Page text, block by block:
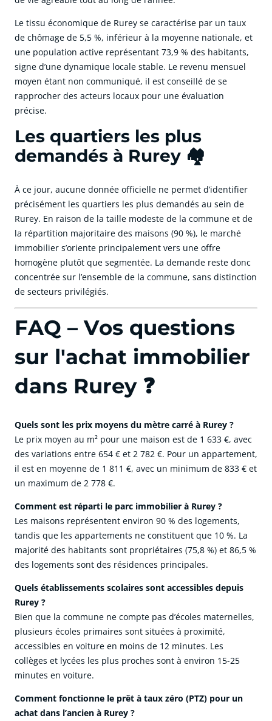
Le tissu économique de Rurey se caractérise par un taux
de chômage de 5,5 %, inférieur à la moyenne nationale, et
une population active représentant 73,9 % des habitants,
signe d’une dynamique locale stable. Le revenu mensuel
moyen étant non communiqué, il est conseillé de se
rapprocher des acteurs locaux pour une évaluation
précise.
Les quartiers les plus
demandés à Rurey 🏘️
À ce jour, aucune donnée officielle ne permet d’identifier
précisément les quartiers les plus demandés au sein de
Rurey. En raison de la taille modeste de la commune et de
la répartition majoritaire des maisons (90 %), le marché
immobilier s’oriente principalement vers une offre
homogène plutôt que segmentée. La demande reste donc
concentrée sur l’ensemble de la commune, sans distinction
de secteurs privilégiés.
FAQ – Vos questions
sur l'achat immobilier
dans Rurey ❓
Quels sont les prix moyens du mètre carré à Rurey ?
Le prix moyen au m² pour une maison est de 1 633 €, avec
des variations entre 654 € et 2 782 €. Pour un appartement,
il est en moyenne de 1 811 €, avec un minimum de 833 € et
un maximum de 2 778 €.
Comment est réparti le parc immobilier à Rurey ?
Les maisons représentent environ 90 % des logements,
tandis que les appartements ne constituent que 10 %. La
majorité des habitants sont propriétaires (75,8 %) et 86,5 %
des logements sont des résidences principales.
Quels établissements scolaires sont accessibles depuis
Rurey ?
Bien que la commune ne compte pas d’écoles maternelles,
plusieurs écoles primaires sont situées à proximité,
accessibles en voiture en moins de 12 minutes. Les
collèges et lycées les plus proches sont à environ 15-25
minutes en voiture.
Comment fonctionne le prêt à taux zéro (PTZ) pour un
achat dans l’ancien à Rurey ?